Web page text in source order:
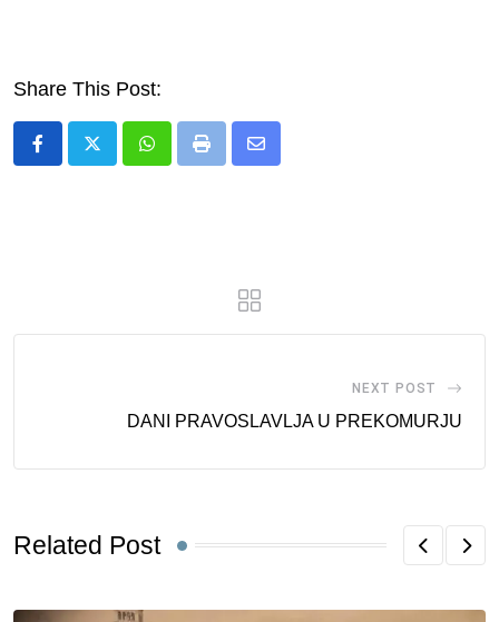
Share This Post:
Whatsapp
Print
Share
NEXT POST
DANI PRAVOSLAVLJA U PREKOMURJU
Related Post